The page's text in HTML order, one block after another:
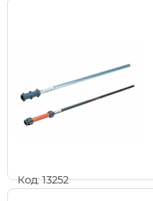
Код: 13252